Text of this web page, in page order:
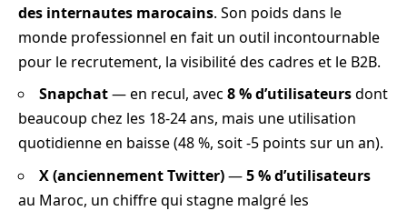
des internautes marocains. Son poids dans le
monde professionnel en fait un outil incontournable
pour le recrutement, la visibilité des cadres et le B2B.
Snapchat— en recul, avec 8 % d’utilisateursdont
beaucoup chez les 18-24 ans, mais une utilisation
quotidienne en baisse (48 %, soit -5 points sur un an).
X (anciennement Twitter)—5 % d’utilisateurs
au Maroc, un chiffre qui stagne malgré les